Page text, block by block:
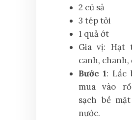
2 củ sả
3 tép tỏi
1 quả ớt
Gia vị: Hạt
canh, chanh,
Bước 1: Lắc
mua vào
sạch bề
nước.